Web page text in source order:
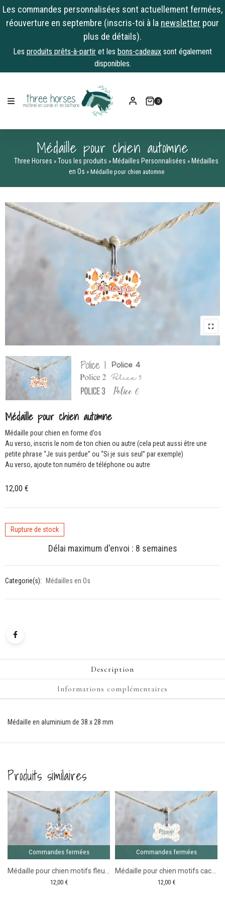
Les commandes personnalisées sont actuellement fermées,
réouverture en septembre (inscris-toi à la newsletter pour
plus de détails).
Les produits prêts-à-partir et les bons-cadeaux sont également
disponibles.
content
0
Médaille pour chien automne
Three Horses » Tous les produits » Médailles Personnalisées » Médailles
en Os » Médaille pour chien automne
Médaille pour chien automne
Médaille pour chien en forme d’os
Au verso, inscris le nom de ton chien ou autre (cela peut aussi être une
petite phrase “Je suis perdue” ou “Si je suis seul” par exemple)
Au verso, ajoute ton numéro de téléphone ou autre
12,00 €
Rupture de stock
Délai maximum d'envoi : 8 semaines
Categorie(s): Médailles en Os
Description
Informations complémentaires
Médaille en aluminium de 38 x 28 mm
Produits similaires
Commandes fermées
12,00 €
Commandes fermées
12,00 €